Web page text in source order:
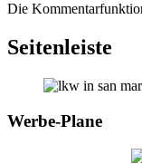
Die
Seitenleiste
Werbe-Plane